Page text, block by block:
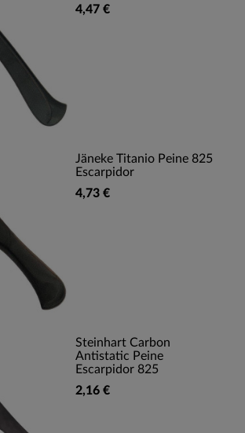
4,47 €
Jäneke Titanio Peine 825
Escarpidor
4,73 €
Steinhart Carbon
Antistatic Peine
Escarpidor 825
2,16 €